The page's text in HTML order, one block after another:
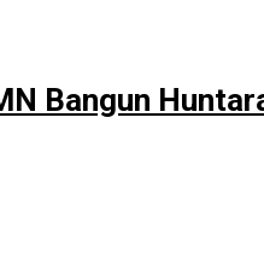
Bangun